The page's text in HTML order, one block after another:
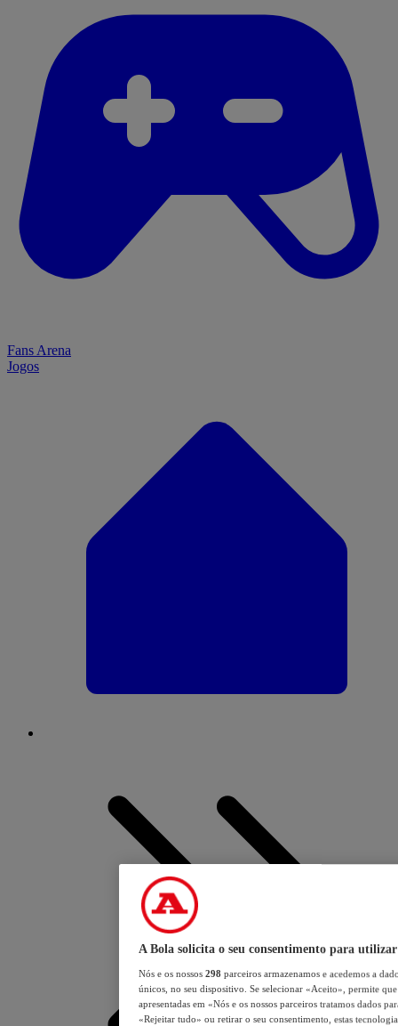
Fans Arena
Jogos
A Bola solicita o seu consentimento para utilizar
Nós e os nossos 298 parceiros armazenamos e acedemos a
únicos, no seu dispositivo. Se selecionar «Aceito», permite
apresentadas em «Nós e os nossos parceiros tratamos dados
«Rejeitar tudo» ou retirar o seu consentimento, estas